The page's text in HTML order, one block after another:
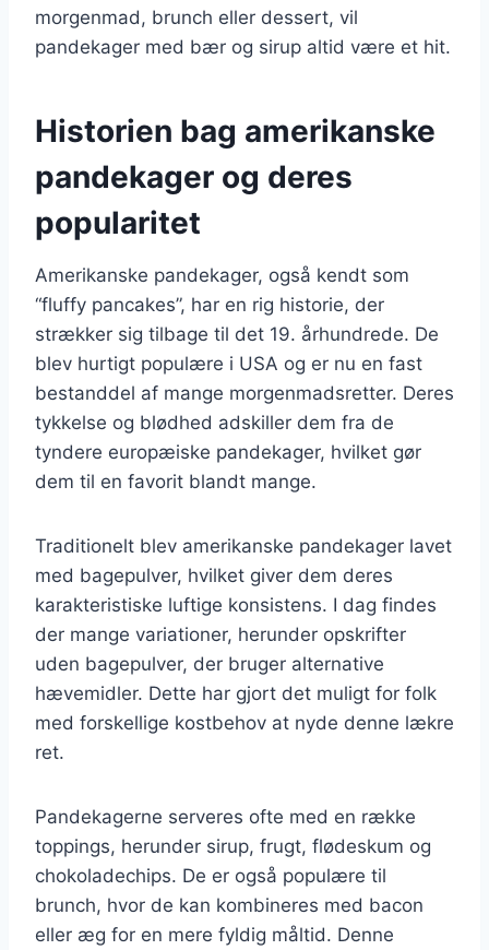
morgenmad, brunch eller dessert, vil
pandekager med bær og sirup altid være et hit.
Historien bag amerikanske
pandekager og deres
popularitet
Amerikanske pandekager, også kendt som
“fluffy pancakes”, har en rig historie, der
strækker sig tilbage til det 19. århundrede. De
blev hurtigt populære i USA og er nu en fast
bestanddel af mange morgenmadsretter. Deres
tykkelse og blødhed adskiller dem fra de
tyndere europæiske pandekager, hvilket gør
dem til en favorit blandt mange.
Traditionelt blev amerikanske pandekager lavet
med bagepulver, hvilket giver dem deres
karakteristiske luftige konsistens. I dag findes
der mange variationer, herunder opskrifter
uden bagepulver, der bruger alternative
hævemidler. Dette har gjort det muligt for folk
med forskellige kostbehov at nyde denne lækre
ret.
Pandekagerne serveres ofte med en række
toppings, herunder sirup, frugt, flødeskum og
chokoladechips. De er også populære til
brunch, hvor de kan kombineres med bacon
eller æg for en mere fyldig måltid. Denne